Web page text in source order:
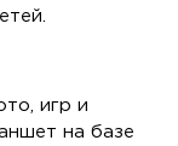
игр и
на базе